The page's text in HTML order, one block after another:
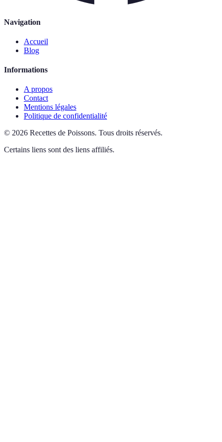
Navigation
Accueil
Blog
Informations
A propos
Contact
Mentions légales
Politique de confidentialité
© 2026 Recettes de Poissons. Tous droits réservés.
Certains liens sont des liens affiliés.